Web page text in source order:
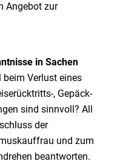
Angebot zur
in Sachen
Verlust eines
, Gepäck-
sind sinnvoll? All
der
und zum
beantworten.